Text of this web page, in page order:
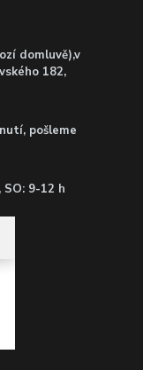
domluvě),v
182,
pošleme
9-12 h